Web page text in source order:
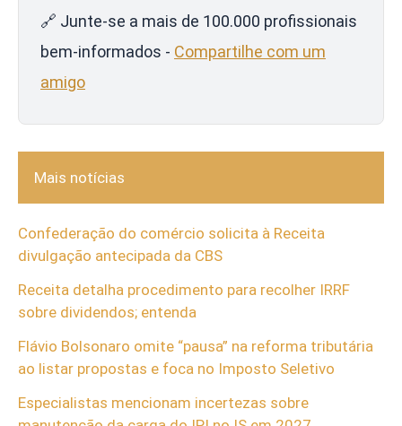
🔗 Junte-se a mais de 100.000 profissionais
bem-informados - Compartilhe com um
amigo
Mais notícias
Confederação do comércio solicita à Receita
divulgação antecipada da CBS
Receita detalha procedimento para recolher IRRF
sobre dividendos; entenda
Flávio Bolsonaro omite “pausa” na reforma tributária
ao listar propostas e foca no Imposto Seletivo
Especialistas mencionam incertezas sobre